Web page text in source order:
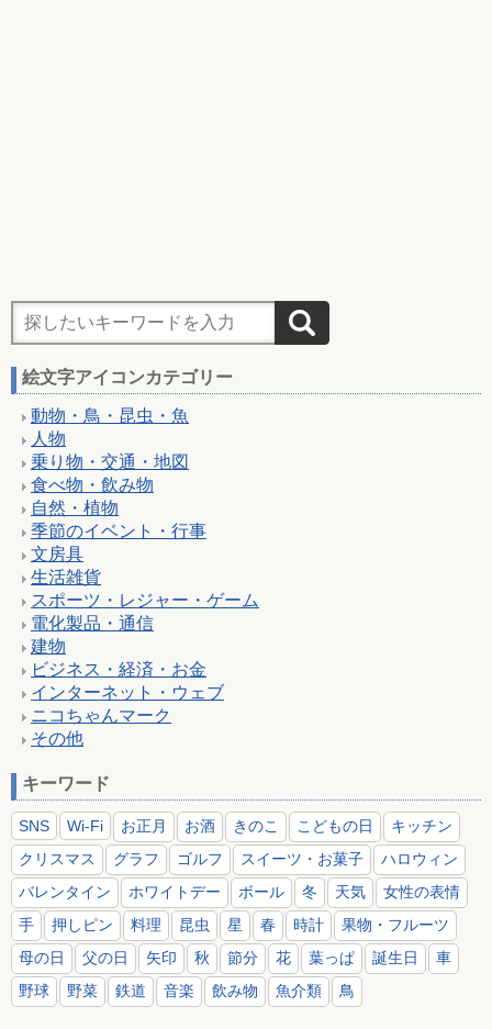
絵文字アイコンカテゴリー
動物・鳥・昆虫・魚
人物
乗り物・交通・地図
食べ物・飲み物
自然・植物
季節のイベント・行事
文房具
生活雑貨
スポーツ・レジャー・ゲーム
電化製品・通信
建物
ビジネス・経済・お金
インターネット・ウェブ
ニコちゃんマーク
その他
キーワード
SNS Wi-Fi お正月 お酒 きのこ こどもの日
キッチン
クリスマス
グラフ ゴルフ スイーツ・お菓子
ハロウィン
バレンタイン
ホワイトデー ボール 冬 天気
女性の表情
手
押しピン 料理 昆虫 星 春 時計
果物・フルーツ
母の日
父の日 矢印 秋 節分 花 葉っぱ 誕生日
車
野球
野菜 鉄道 音楽 飲み物 魚介類 鳥